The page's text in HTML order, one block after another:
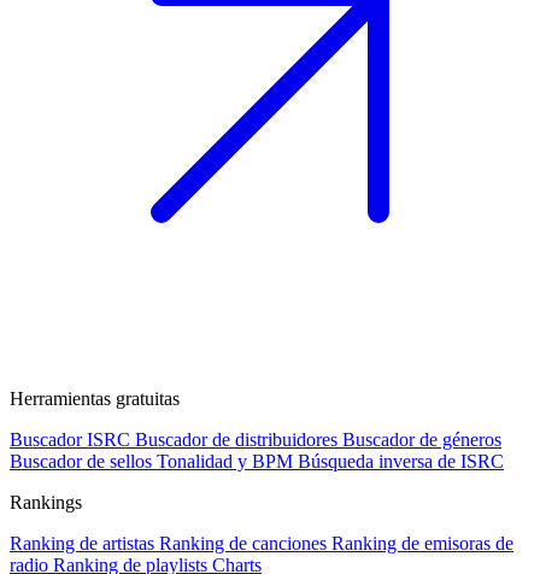
Herramientas gratuitas
Buscador ISRC Buscador de distribuidores Buscador de géneros
Buscador de sellos Tonalidad y BPM Búsqueda inversa de ISRC
Rankings
Ranking de artistas Ranking de canciones Ranking de emisoras de
radio Ranking de playlists Charts